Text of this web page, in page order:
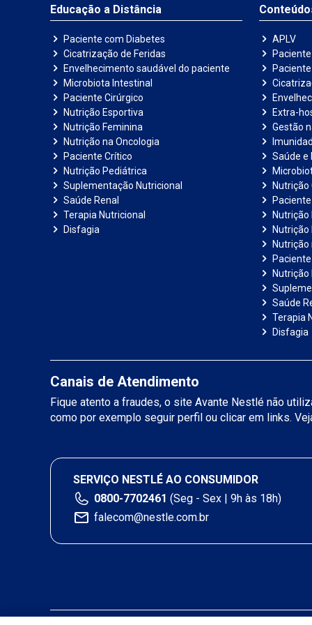
transformar sua prática clínica e oferecer um
atendimento mais eficaz e humanizado aos
seus pacientes!
Educação a Distância
Paciente com Diabetes
Cicatrização de Feridas
Envelhecimento saudável do paciente
Microbiota Intestinal
Paciente Cirúrgico
Nutrição Esportiva
Nutrição Feminina
Nutrição na Oncologia
Paciente Crítico
Nutrição Pediátrica
Suplementação Nutricional
Saúde Renal
Terapia Nutricional
Disfagia
APLV
Extra-
Gestão
Saúde e
Nutrição
Nutrição
Nutrição
Nutrição
Saúde
Terapia
Disfagia
Canais de Atendimento
Fique atento a fraudes, o site Avante Nestlé não
como por exemplo seguir perfil ou clicar em links.
SERVIÇO NESTLÉ AO CONSUMIDOR
0800-7702461 (Seg - Sex | 9h às 18h)
falecom@nestle.com.br